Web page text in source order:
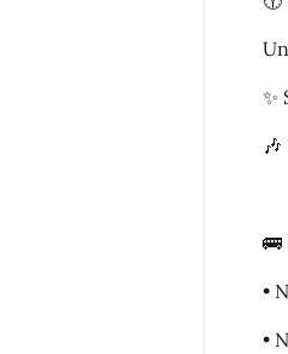
✨
🚌
•
•